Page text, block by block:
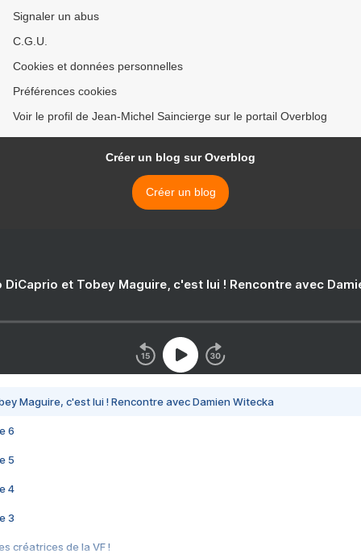
Signaler un abus
C.G.U.
Cookies et données personnelles
Préférences cookies
Voir le profil de Jean-Michel Saincierge sur le portail Overblog
Créer un blog sur Overblog
Créer un blog
DiCaprio et Tobey Maguire, c'est lui ! Rencontre avec
Maguire, c'est lui ! Rencontre avec Damien Witecka
6
5
4
3
créatrices de la VF !